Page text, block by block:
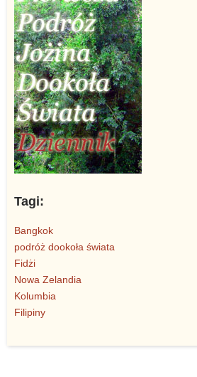
Tagi:
Bangkok
podróż dookoła świata
Fidżi
Nowa Zelandia
Kolumbia
Filipiny